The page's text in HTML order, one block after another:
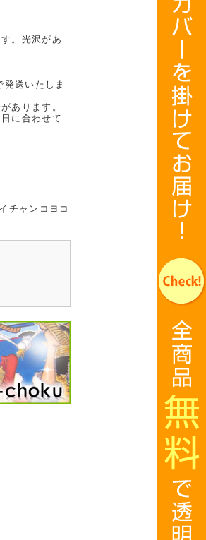
。光沢があ
送いたしま
あります。
に合わせて
チャンコヨコ